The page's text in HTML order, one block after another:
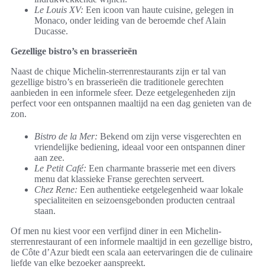
Le Louis XV: Een icoon van haute cuisine, gelegen in
Monaco, onder leiding van de beroemde chef Alain
Ducasse.
Gezellige bistro’s en brasserieën
Naast de chique Michelin-sterrenrestaurants zijn er tal van
gezellige bistro’s en brasserieën die traditionele gerechten
aanbieden in een informele sfeer. Deze eetgelegenheden zijn
perfect voor een ontspannen maaltijd na een dag genieten van de
zon.
Bistro de la Mer: Bekend om zijn verse visgerechten en
vriendelijke bediening, ideaal voor een ontspannen diner
aan zee.
Le Petit Café: Een charmante brasserie met een divers
menu dat klassieke Franse gerechten serveert.
Chez Rene: Een authentieke eetgelegenheid waar lokale
specialiteiten en seizoensgebonden producten centraal
staan.
Of men nu kiest voor een verfijnd diner in een Michelin-
sterrenrestaurant of een informele maaltijd in een gezellige bistro,
de Côte d’Azur biedt een scala aan eetervaringen die de culinaire
liefde van elke bezoeker aanspreekt.